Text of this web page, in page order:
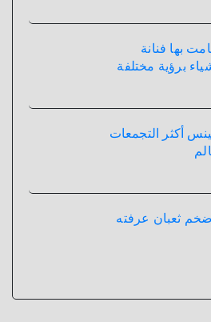
بها فنانة
برؤية مختلفة
أكثر التجمعات
ثعبان عرفته